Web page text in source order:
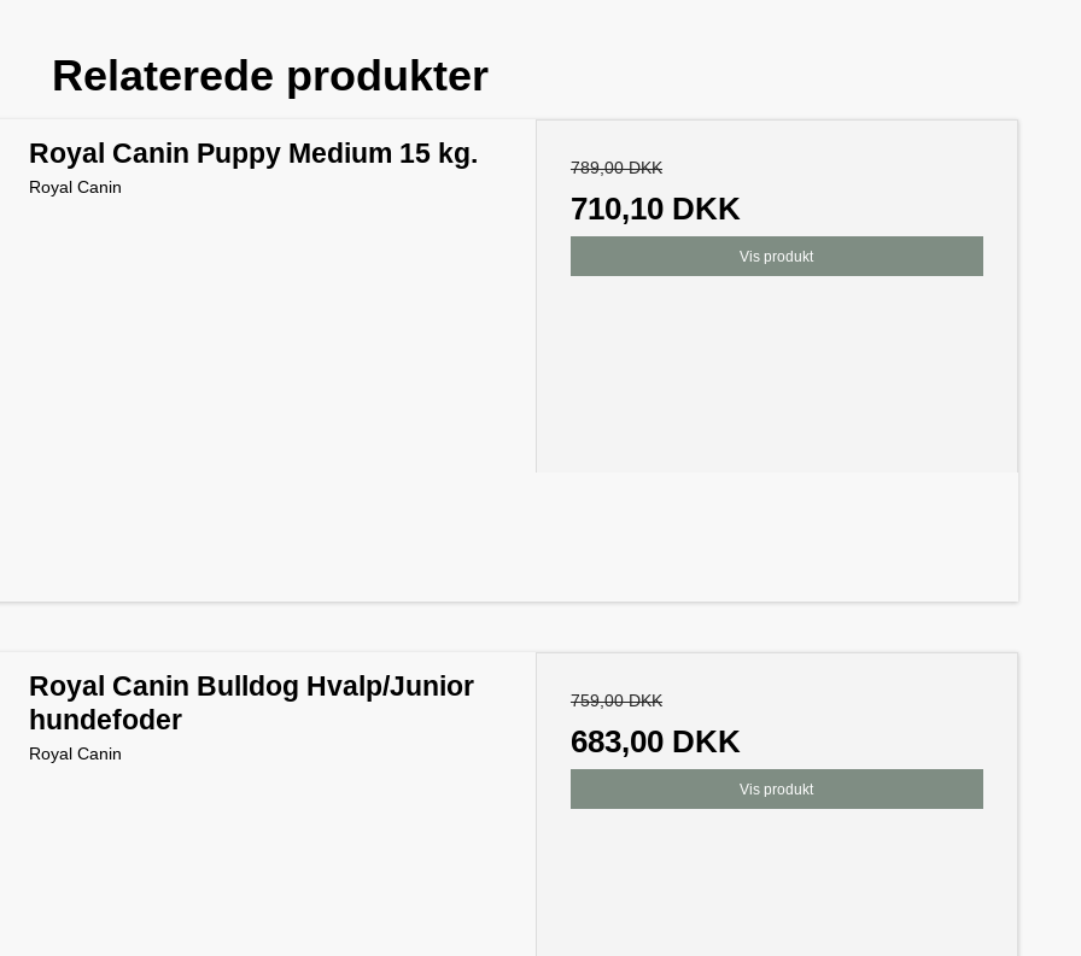
Relaterede produkter
Royal Canin Puppy Medium 15 kg.
Royal Canin
789,00 DKK
710,10 DKK
Vis produkt
Royal Canin Bulldog Hvalp/Junior
hundefoder
Royal Canin
759,00 DKK
683,00 DKK
Vis produkt